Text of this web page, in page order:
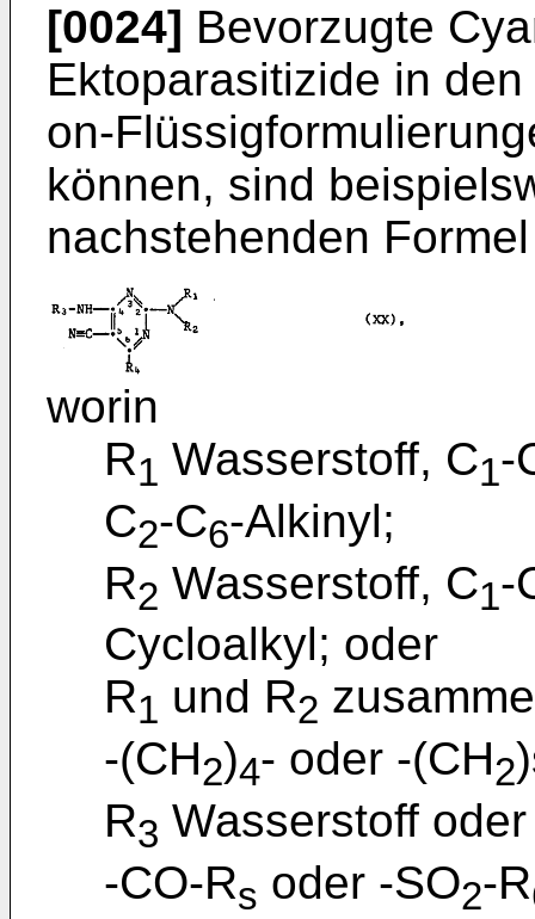
[0024] Bevorzugte
Ektoparasitizide in
on-
können, sind
nachstehenden
worin
R1 Wasserstoff, C1-
C2-C6-Alkinyl;
R2 Wasserstoff, C1-
Cycloalkyl; oder
R1 und R2
-(CH2)4- oder -(CH2
R3 Wasserstoff
-CO-Rs oder -SO2-R